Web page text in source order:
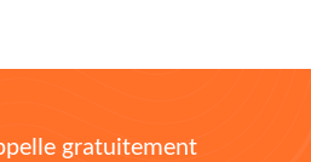
gratuitement